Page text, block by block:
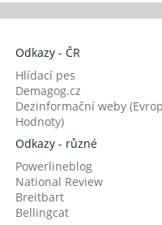
Odkazy - ČR
Hlídací pes
Demagog.cz
Dezinformační weby
Hodnoty)
Odkazy - různé
Powerlineblog
National Review
Breitbart
Bellingcat